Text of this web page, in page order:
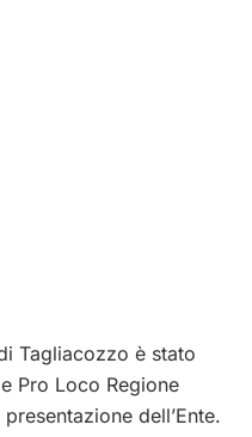
Tagliacozzo è stato
Pro Loco Regione
dell’Ente.